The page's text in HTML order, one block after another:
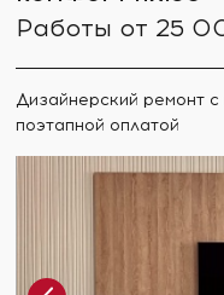
Работы от 25
Дизайнерский ремонт
поэтапной оплатой